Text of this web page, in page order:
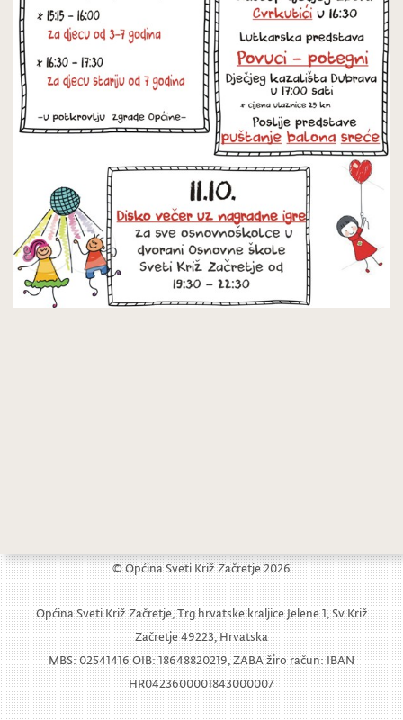
© Općina Sveti Križ Začretje 2026
Općina Sveti Križ Začretje, Trg hrvatske kraljice Jelene 1, Sv Križ
Začretje 49223, Hrvatska
MBS: 02541416 OIB: 18648820219, ZABA žiro račun: IBAN
HR0423600001843000007